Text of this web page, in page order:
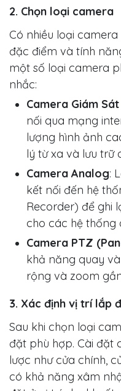
2. Chọn loại camera
Có nhiều loại
đặc điểm và tính
một số loại camera
nhắc:
Camera Giám Sát
nối qua mạng
lượng hình ảnh
lý từ xa và lưu trữ
Camera Analog:
kết nối đến hệ
Recorder) để ghi
cho các hệ thống
Camera PTZ
khả năng quay
rộng và zoom
3. Xác định vị trí lắp
Sau khi chọn loại
đặt phù hợp. Cài đặt
lược như cửa chính,
có khả năng xâm